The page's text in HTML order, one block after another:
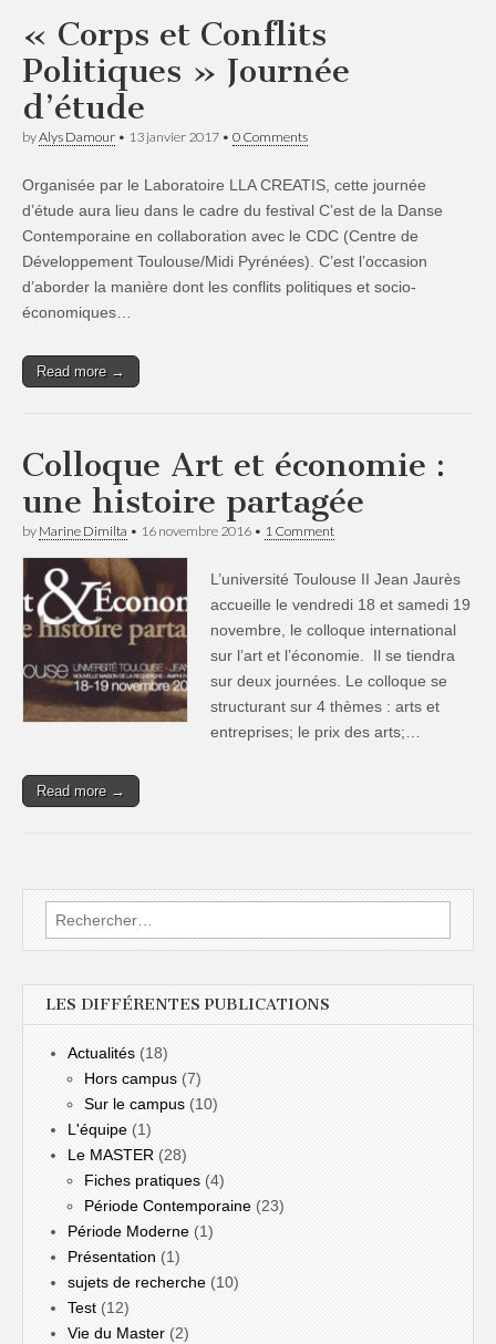
« Corps et Conflits
Politiques » Journée
d’étude
byAlys Damour • 13 janvier 2017 • 0 Comments
Organisée par le Laboratoire LLA CREATIS, cette journée
d’étude aura lieu dans le cadre du festival C’est de la Danse
Contemporaine en collaboration avec le CDC (Centre de
Développement Toulouse/Midi Pyrénées). C’est l’occasion
d’aborder la manière dont les conflits politiques et socio-
économiques…
Read more →
Colloque Art et économie :
une histoire partagée
by Marine Dimilta • 16 novembre 2016 • 1 Comment
L’université Toulouse II Jean Jaurès
accueille le vendredi 18 et samedi 19
novembre, le colloque international
sur l’art et l’économie. Il se tiendra
sur deux journées. Le colloque se
structurant sur 4 thèmes : arts et
entreprises; le prix des arts;…
Read more →
Rechercher :
LES DIFFÉRENTES PUBLICATIONS
Actualités (18)
Hors campus (7)
Sur le campus (10)
L'équipe (1)
Le MASTER (28)
Fiches pratiques (4)
Période Contemporaine (23)
Période Moderne (1)
Présentation (1)
sujets de recherche (10)
Test (12)
Vie du Master (2)